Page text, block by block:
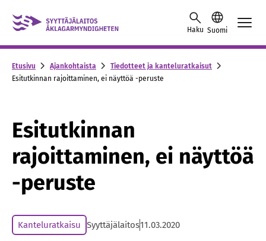
Skip to content -saavutettavuusohje
Haku Suomi
Etusivu Ajankohtaista
Tiedotteet ja kanteluratkaisut
Esitutkinnan rajoittaminen, ei näyttöä -peruste
Esitutkinnan
rajoittaminen, ei näyttöä
-peruste
Kanteluratkaisu Syyttäjälaitos11.03.2020